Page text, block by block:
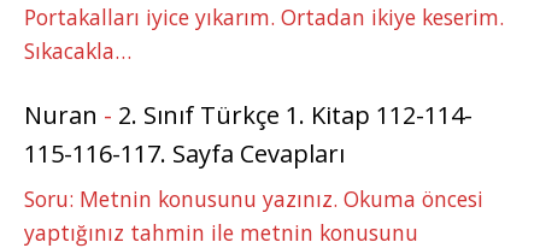
Portakalları iyice yıkarım. Ortadan ikiye keserim.
Sıkacakla…
Nuran - 2. Sınıf Türkçe 1. Kitap 112-114-
115-116-117. Sayfa Cevapları
Soru: Metnin konusunu yazınız. Okuma öncesi
yaptığınız tahmin ile metnin konusunu